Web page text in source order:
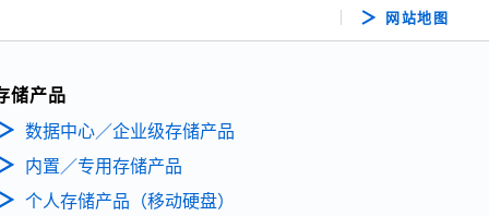
网站地图
储产品
数据中心／企业级存储产品
内置／专用存储产品
个人存储产品（移动硬盘）